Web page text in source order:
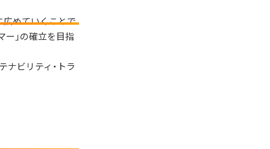
広めていくことで
」の確立を目指
ナビリティ・トラ